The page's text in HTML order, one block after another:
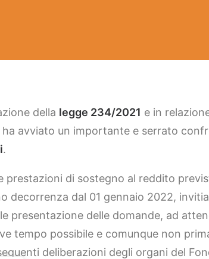
della legge 234/2021 e in
ha avviato un importante e serrato
.
prestazioni di sostegno al reddito
decorrenza dal 01 gennaio 2022,
presentazione delle domande, ad
tempo possibile e comunque non
deliberazioni degli organi del